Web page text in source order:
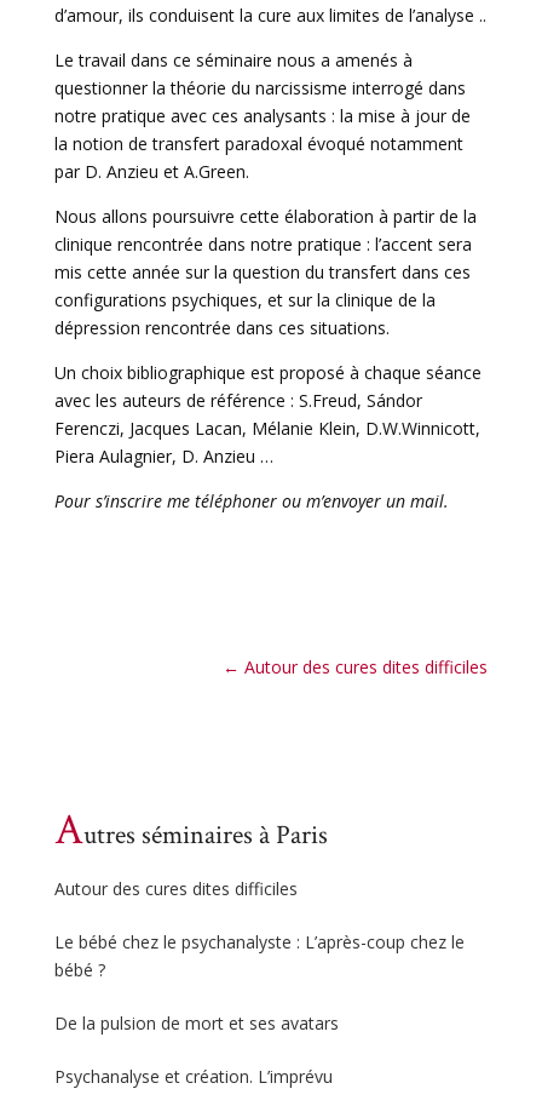
d’amour, ils conduisent la cure aux limites de l’analyse ..
Le travail dans ce séminaire nous a amenés à
questionner la théorie du narcissisme interrogé dans
notre pratique avec ces analysants : la mise à jour de
la notion de transfert paradoxal évoqué notamment
par D. Anzieu et A.Green.
Nous allons poursuivre cette élaboration à partir de la
clinique rencontrée dans notre pratique : l’accent sera
mis cette année sur la question du transfert dans ces
configurations psychiques, et sur la clinique de la
dépression rencontrée dans ces situations.
Un choix bibliographique est proposé à chaque séance
avec les auteurs de référence : S.Freud, Sándor
Ferenczi, Jacques Lacan, Mélanie Klein, D.W.Winnicott,
Piera Aulagnier, D. Anzieu …
Pour s’inscrire me téléphoner ou m’envoyer un mail.
←Autour des cures dites difficiles
Autres séminaires à Paris
Autour des cures dites difficiles
Le bébé chez le psychanalyste : L’après-coup chez le
bébé ?
De la pulsion de mort et ses avatars
Psychanalyse et création. L’imprévu